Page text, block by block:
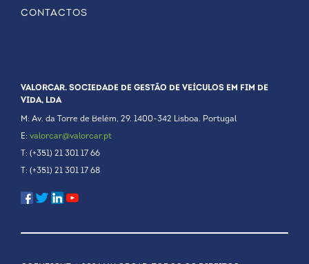
CONTACTOS
VALORCAR. SOCIEDADE DE GESTÃO DE VEÍCULOS EM FIM DE
VIDA, LDA
M: Av. da Torre de Belém, 29. 1400-342 Lisboa. Portugal
E: valorcar@valorcar.pt
T: (+351) 21 301 17 66
T: (+351) 21 301 17 68